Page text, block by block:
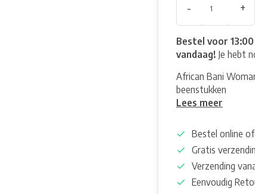
- +
Bestel voor
vandaag! Je hebt
African Bani
beenstukken
Lees meer
Bestel online
Gratis
Verzending
Eenvoudig